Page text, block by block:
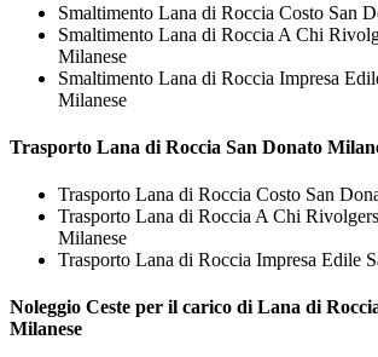
Smaltimento Lana di Roccia Costo San
Smaltimento Lana di Roccia A Chi
Milanese
Smaltimento Lana di Roccia Impresa
Milanese
Trasporto Lana di Roccia San Donato
Trasporto Lana di Roccia Costo San
Trasporto Lana di Roccia A Chi
Milanese
Trasporto Lana di Roccia Impresa Edile
Noleggio Ceste per il carico di Lana di
Milanese